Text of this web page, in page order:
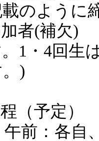
載のように
者(補欠)
1・4回生
)
（予定）
前：各自